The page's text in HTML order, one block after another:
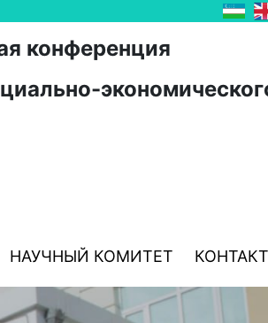
конференция
НАУЧНЫЙ КОМИТЕТ